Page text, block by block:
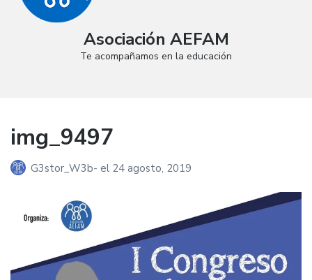
Asociación AEFAM
Te acompañamos en la educación
img_9497
G3stor_W3b- el 24 agosto, 2019